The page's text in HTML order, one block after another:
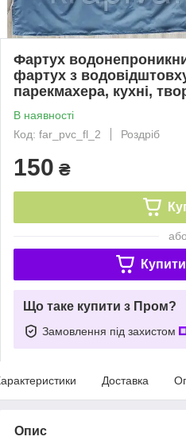
Фартух
фартух з
парекмахера, кухні,
В наявності
Код: far_pvc_fl_2
Роздріб
150 ₴
або
Що таке купити з Пром?
Замовлення під захистом
Доставка
Опис